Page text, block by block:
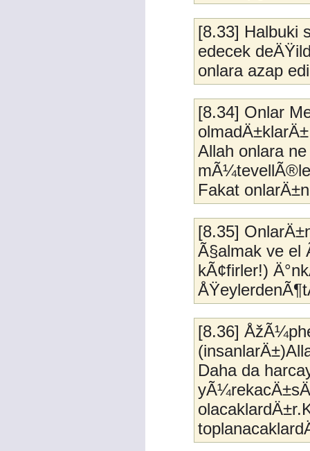
[8.33] Halbuki
edecek
onlara azap
[8.34] Onlar
Allah onlara
Fakat
[8.35]
Ã§almak ve el
kÃ¢firler!)
[8.36]
Daha da